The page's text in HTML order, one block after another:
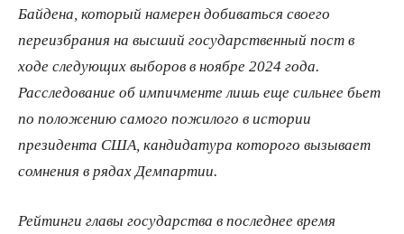
Байдена, который намерен добиваться своего
переизбрания на высший государственный пост в
ходе следующих выборов в ноябре 2024 года.
Расследование об импичменте лишь еще сильнее бьет
по положению самого пожилого в истории
президента США, кандидатура которого вызывает
сомнения в рядах Демпартии.
Рейтинги главы государства в последнее время